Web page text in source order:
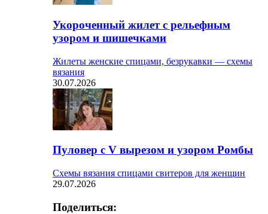
Укороченный жилет с рельефным
узором и шишечками
Жилеты женские спицами, безрукавки — схемы
вязания
30.07.2026
Пуловер с V вырезом и узором Ромбы
Схемы вязания спицами свитеров для женщин
29.07.2026
Поделиться: